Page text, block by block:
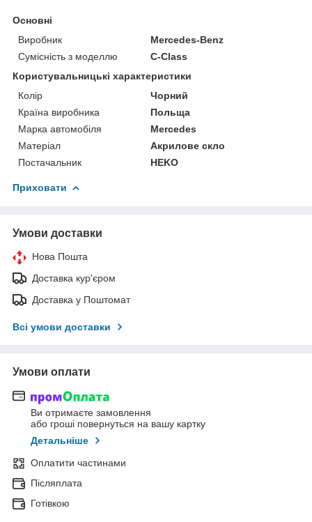
Основні
Виробник
Mercedes-Benz
Сумісність з моделлю
C-Class
Користувальницькі характеристики
Колір
Чорний
Країна виробника
Польща
Марка автомобіля
Mercedes
Матеріал
Акрилове скло
Постачальник
HEKO
Приховати
Умови доставки
Нова Пошта
Доставка кур'єром
Доставка у Поштомат
Всі умови доставки
Умови оплати
Ви отримаєте замовлення
або гроші повернуться на вашу картку
Детальніше
Оплатити частинами
Післяплата
Готівкою